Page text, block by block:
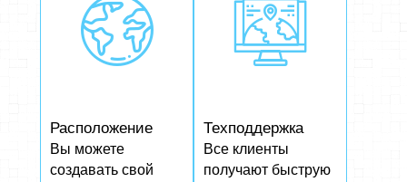
Расположение
Вы можете
создавать свой
Техподдержка
Все клиенты
получают быструю